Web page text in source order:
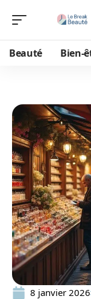
Beauté Bien-
8 janvier 2026